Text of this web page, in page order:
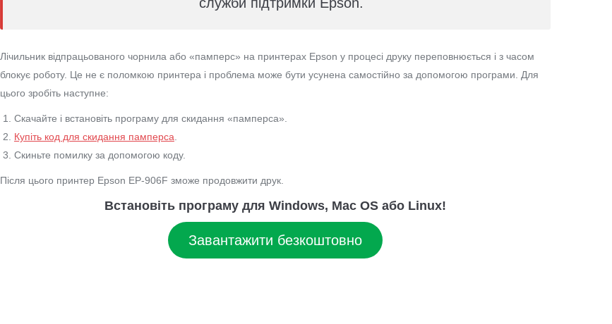
Лічильник відпрацьованого чорнила або «памперс» на принтерах Epson у процесі друку переповнюється і з часом
блокує роботу. Це не є поломкою принтера і проблема може бути усунена самостійно за допомогою програми. Для
цього зробіть наступне:
Скачайте і встановіть програму для скидання «памперса».
Купіть код для скидання памперса
Скиньте помилку за допомогою коду.
Після цього принтер Epson EP-906F зможе продовжити друк.
Встановіть програму для Windows, Mac OS або Linux!
Завантажити безкоштовно